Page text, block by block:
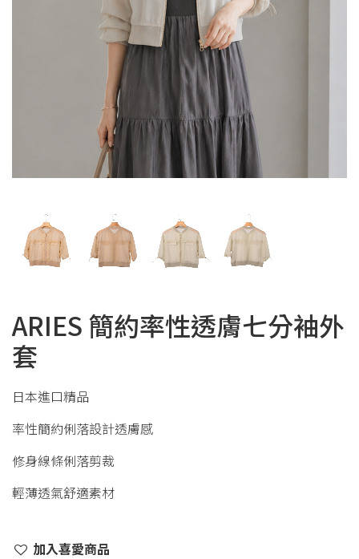
ARIES 簡約率性透膚七分袖外
套
日本進口精品
率性簡約俐落設計透膚感
修身線條俐落剪裁
輕薄透氣舒適素材
加入喜愛商品